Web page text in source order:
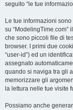
seguito “le tue
Le tue informazioni
su “ModelingTime.com”
che sono piccoli file di
browser. I primi due
“user-id”) ed un
assegnato
quando si naviga tra gli
memorizzare gli
la lettura nelle tue visite
Possiamo anche